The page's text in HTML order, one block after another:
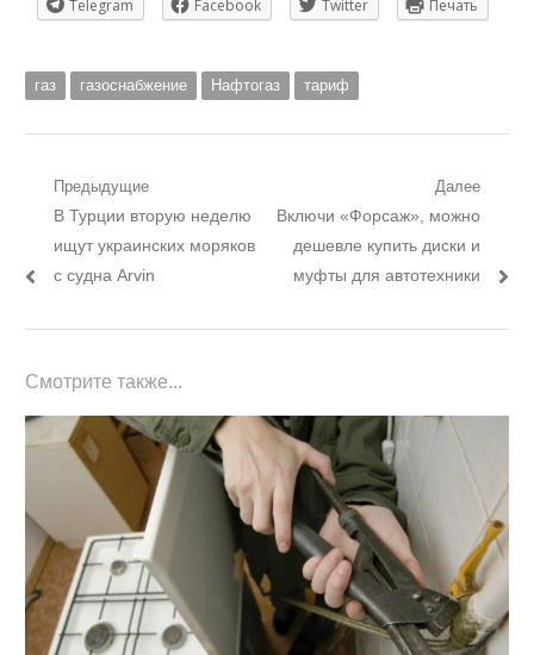
Telegram Facebook Twitter Печать
газ газоснабжение Нафтогаз тариф
Навигация
записям
Предыдущие
Предыдущий
пост:
В Турции вторую неделю
ищут украинских моряков
с судна Arvin
Далее
Следующий
пост:
Включи «Форсаж», можно
дешевле купить диски и
муфты для автотехники
Смотрите также...